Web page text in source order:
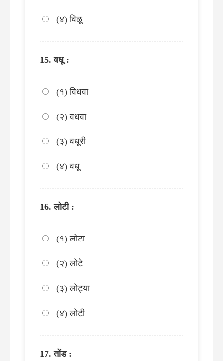
(४) विळू
वधू :
(१) विधवा
(२) वधवा
(३) वधूरी
(४) वधू
लोटी :
(१) लोटा
(२) लोटे
(३) लोट्या
(४) लोटी
तोंड :